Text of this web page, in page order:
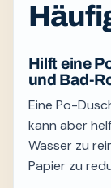
Hilft eine
und Bad-
Eine Po-
kann aber
Wasser zu
Papier zu